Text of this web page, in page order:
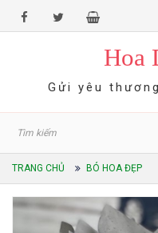
Hoa
Gửi yêu
TRANG CHỦ BÓ HOA ĐẸP